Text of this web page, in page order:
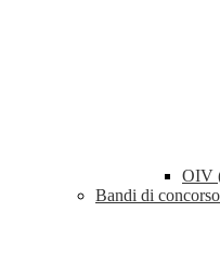
OIV
Bandi di concorso